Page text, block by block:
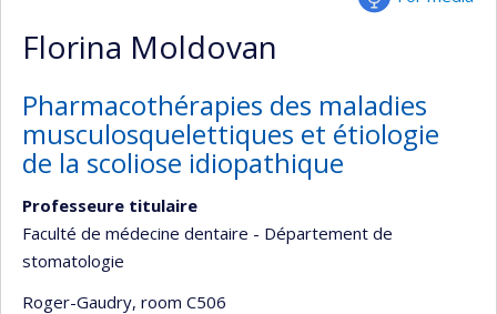
Florina Moldovan
Pharmacothérapies des maladies
musculosquelettiques et étiologie
de la scoliose idiopathique
Professeure titulaire
Faculté de médecine dentaire - Département de
stomatologie
Roger-Gaudry, room C506